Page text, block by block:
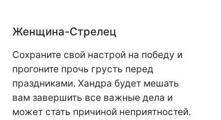
Женщина-Стрелец
Сохраните свой настрой на победу и
прогоните прочь грусть перед
праздниками. Хандра будет мешать
вам завершить все важные дела и
может стать причиной неприятностей.